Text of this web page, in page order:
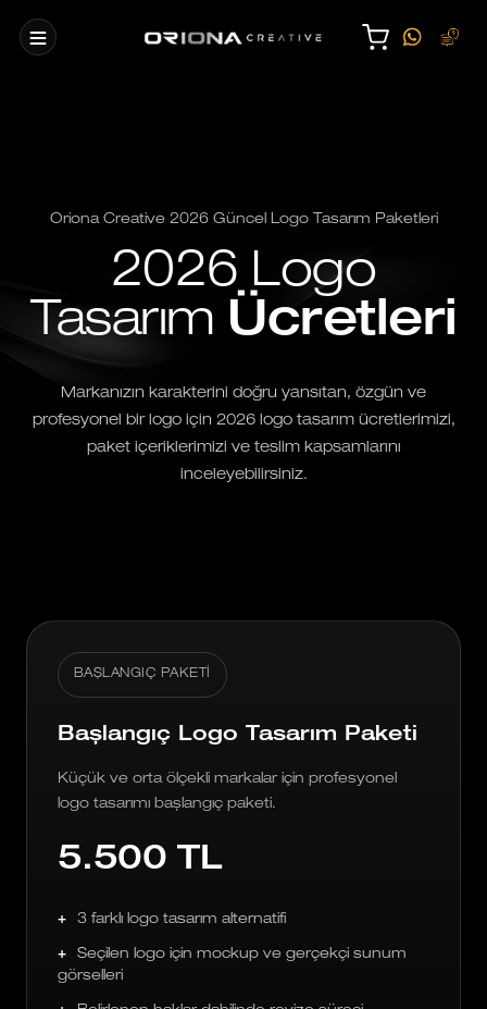
Oriona Creative 2026 Güncel Logo Tasarım Paketleri
2026 Logo
Tasarım Ücretleri
Markanızın karakterini doğru yansıtan, özgün ve
profesyonel bir logo için 2026 logo tasarım ücretlerimizi,
paket içeriklerimizi ve teslim kapsamlarını
inceleyebilirsiniz.
BAŞLANGIÇ PAKETI
Başlangıç Logo Tasarım Paketi
Küçük ve orta ölçekli markalar için profesyonel
logo tasarımı başlangıç paketi.
5.500 TL
3 farklı logo tasarım alternatifi
Seçilen logo için mockup ve gerçekçi sunum
görselleri